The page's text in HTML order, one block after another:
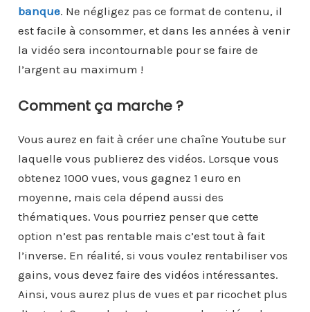
banque. Ne négligez pas ce format de contenu, il
est facile à consommer, et dans les années à venir
la vidéo sera incontournable pour se faire de
l’argent au maximum !
Comment ça marche ?
Vous aurez en fait à créer une chaîne Youtube sur
laquelle vous publierez des vidéos. Lorsque vous
obtenez 1000 vues, vous gagnez 1 euro en
moyenne, mais cela dépend aussi des
thématiques. Vous pourriez penser que cette
option n’est pas rentable mais c’est tout à fait
l’inverse. En réalité, si vous voulez rentabiliser vos
gains, vous devez faire des vidéos intéressantes.
Ainsi, vous aurez plus de vues et par ricochet plus